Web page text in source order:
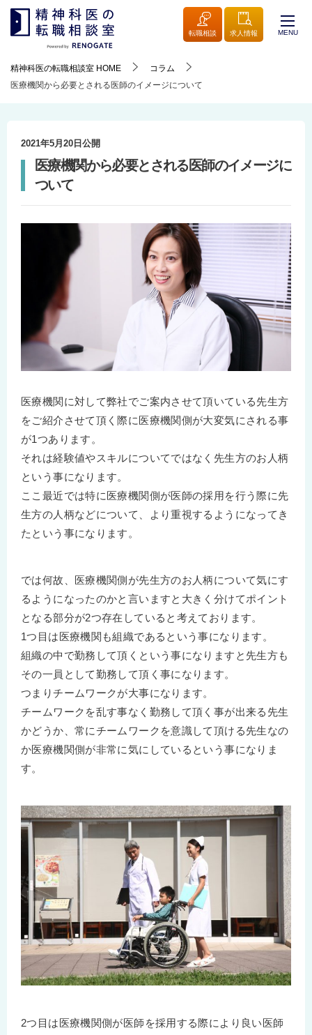
転職相談 求人情報 MENU
精神科医の転職相談室 HOME
コラム
医療機関から必要とされる医師のイメージについて
2021年5月20日 公開
医療機関から必要とされる医師のイメージに
ついて
医療機関に対して弊社でご案内させて頂いている先生方
をご紹介させて頂く際に医療機関側が大変気にされる事
が1つあります。
それは経験値やスキルについてではなく先生方のお人柄
という事になります。
ここ最近では特に医療機関側が医師の採用を行う際に先
生方の人柄などについて、より重視するようになってき
たという事になります。
では何故、医療機関側が先生方のお人柄について気にす
るようになったのかと言いますと大きく分けてポイント
となる部分が2つ存在していると考えております。
1つ目は医療機関も組織であるという事になります。
組織の中で勤務して頂くという事になりますと先生方も
その一員として勤務して頂く事になります。
つまりチームワークが大事になります。
チームワークを乱す事なく勤務して頂く事が出来る先生
かどうか、常にチームワークを意識して頂ける先生なの
か医療機関側が非常に気にしているという事になりま
す。
2つ目は医療機関側が医師を採用する際により良い医師